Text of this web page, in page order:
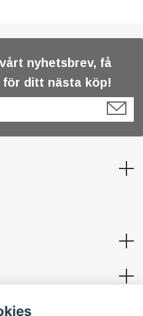
nyhetsbrev, få
för ditt nästa köp!